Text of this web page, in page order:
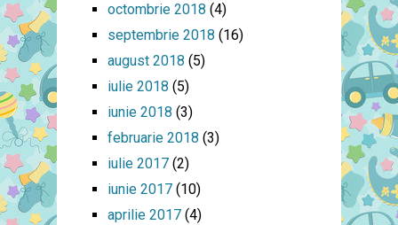
octombrie 2018 (4)
septembrie 2018 (16)
august 2018 (5)
iulie 2018 (5)
iunie 2018 (3)
februarie 2018 (3)
iulie 2017(2)
iunie 2017(10)
aprilie 2017(4)